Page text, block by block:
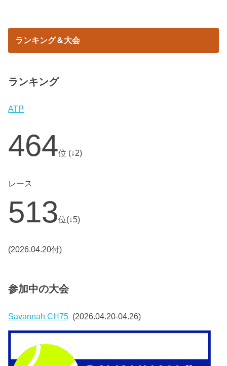
ランキング＆大会
ランキング
ATP
464位 (↓2)
レース
513位(↓5)
(2026.04.20付)
参加中の大会
Savannah CH75 (2026.04.20-04.26)